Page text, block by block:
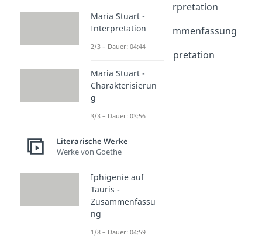
Der Vorleser - Interpretation
Dauer: 04:46
Das Parfum - Zusammenfassung
Dauer: 05:16
Das Parfum - Interpretation
Maria Stuart -
Interpretation
2/3 – Dauer: 04:44
Maria Stuart -
Charakterisierun
g
3/3 – Dauer: 03:56
Literarische Werke
Werke von Goethe
Iphigenie auf
Tauris -
Zusammenfassu
ng
1/8 – Dauer: 04:59